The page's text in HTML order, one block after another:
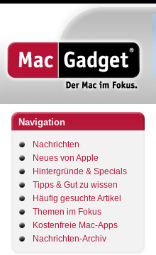
Navigation
Nachrichten
Neues von Apple
Hintergründe & Specials
Tipps & Gut zu wissen
Häufig gesuchte Artikel
Themen im Fokus
Kostenfreie Mac-Apps
Nachrichten-Archiv